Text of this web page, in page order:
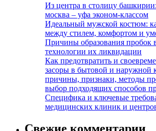
Из центра в столицу
москва – уфа эконом-классом
Идеальный мужской костюм:
между стилем, комфортом и
Причины образования пробок
технологии их ликвидации
Как предотвратить и
засоры в бытовой и наружной
причины, признаки, методы
выбор подходящих способов
Специфика и ключевые
медицинских клиник и